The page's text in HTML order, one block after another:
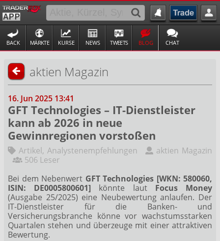
BACK MÄRKTE KURSE NEWS TWEETS BLOG CHAT
aktien Magazin
16. Jun 2025 13:41
GFT Technologies – IT-Dienstleister
kann ab 2026 in neue
Gewinnregionen vorstoßen
Artikel, Analystenempfehlungen
aktien Magazin
506 Leser
Bei dem Nebenwert GFT Technologies [WKN: 580060,
ISIN: DE0005800601] könnte laut Focus Money
(Ausgabe 25/2025) eine Neubewertung anlaufen. Der
IT-Dienstleister für die Banken- und
Versicherungsbranche könne vor wachstumsstarken
Quartalen stehen und überzeuge mit einer attraktiven
Bewertung.